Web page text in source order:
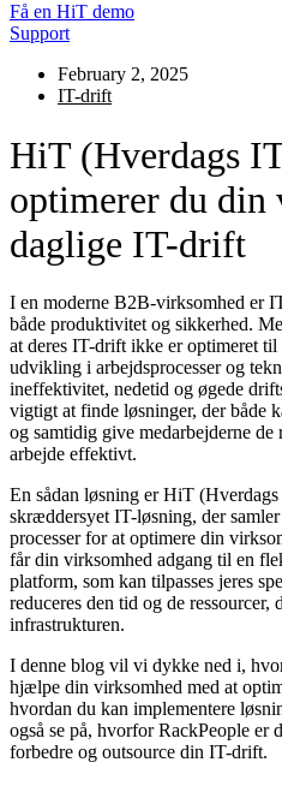
Få en HiT demo
Support
February 2, 2025
IT-drift
HiT (Hverdags
optimerer du din
daglige IT-drift
I en moderne B2B-virksomhed er
både produktivitet og sikkerhed.
at deres IT-drift ikke er optimeret til
udvikling i arbejdsprocesser og
ineffektivitet, nedetid og øgede
vigtigt at finde løsninger, der både
og samtidig give medarbejderne
arbejde effektivt.
En sådan løsning er HiT
skræddersyet IT-løsning, der
processer for at optimere din
får din virksomhed adgang til en
platform, som kan tilpasses jeres
reduceres den tid og de ressourcer,
infrastrukturen.
I denne blog vil vi dykke ned i,
hjælpe din virksomhed med at
hvordan du kan implementere
også se på, hvorfor RackPeople er
forbedre og outsource din IT-drift.